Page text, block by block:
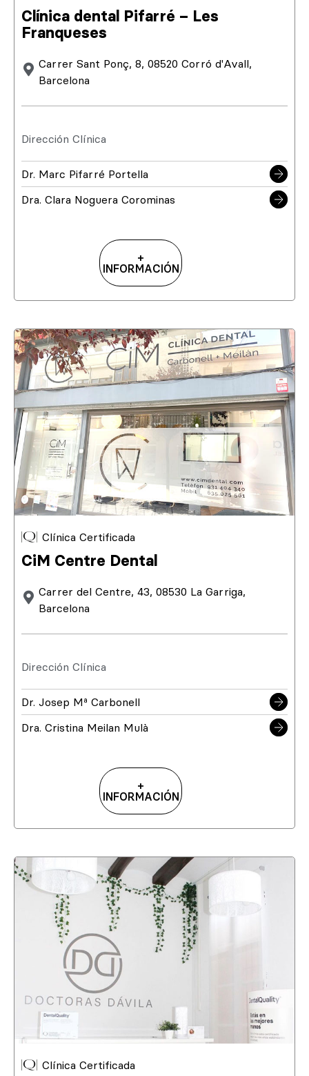
Clínica dental Pifarré – Les
Franqueses
Carrer Sant Ponç, 8, 08520 Corró d'Avall,
Barcelona
Dirección Clínica
Dr. Marc Pifarré Portella
Dra. Clara Noguera Corominas
+
INFORMACIÓN
Clínica Certificada
CiM Centre Dental
Carrer del Centre, 43, 08530 La Garriga,
Barcelona
Dirección Clínica
Dr. Josep Mª Carbonell
Dra. Cristina Meilan Mulà
+
INFORMACIÓN
Clínica Certificada